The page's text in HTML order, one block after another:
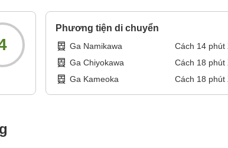
Phương tiện di chuyển
Ga Namikawa Cách 14phút
Ga Chiyokawa
Cách 18 phút
Ga Kameoka
Cách 18 phút